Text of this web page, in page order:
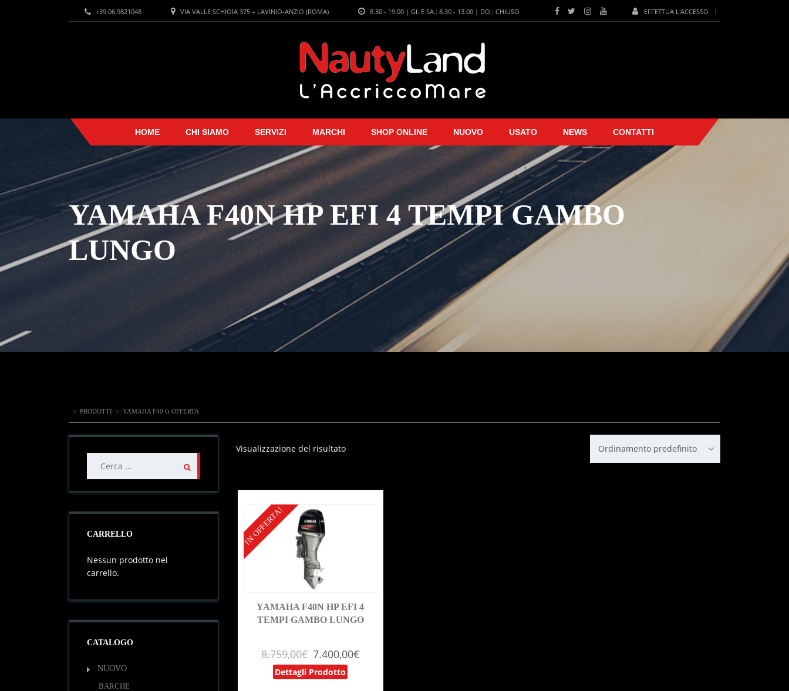
EFFETTUA L'ACCESSO
8.30 - 19.00 | GI. E SA.: 8.30 - 13.00 | DO.: CHIUSO
VIA VALLE SCHIOIA 375 – LAVINIO-ANZIO (ROMA)
+39.06.9821048
HOME CHI SIAMO SERVIZI MARCHI SHOP ONLINE NUOVO USATO NEWS CONTATTI
YAMAHA F40N HP EFI 4 TEMPI GAMBO
LUNGO
> PRODOTTI > YAMAHA F40 G OFFERTA
Visualizzazione del risultato Ordinamento predefinito
IN OFFERTA!
YAMAHA F40N HP EFI 4
TEMPI GAMBO LUNGO
8.759,00€ 7.400,00€
Dettagli Prodotto
per:
CARRELLO
Nessun prodotto nel
carrello.
CATALOGO
NUOVO
BARCHE